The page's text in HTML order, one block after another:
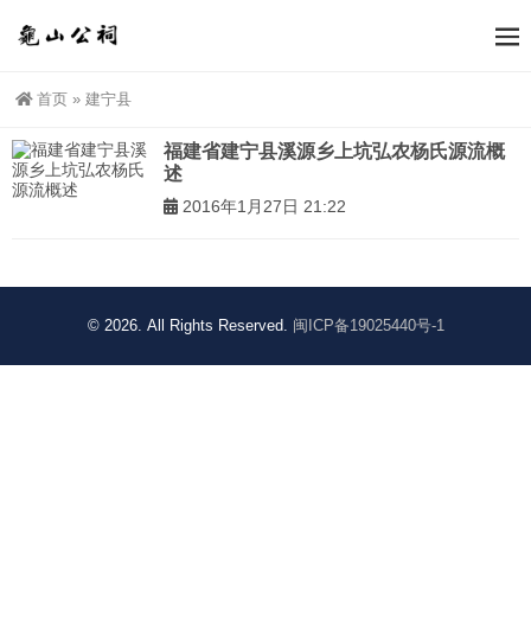
首页 » 建宁县
福建省建宁县溪源乡上坑弘农杨氏源流概
述
2016年1月27日 21:22
© 2026. All Rights Reserved. 闽ICP备19025440号-1